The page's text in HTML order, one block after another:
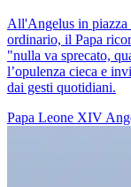
All'Angelus in
ordinario, il Papa
"nulla va sprecato,
l’opulenza cieca e
dai gesti quotidiani.
Papa Leone XIV